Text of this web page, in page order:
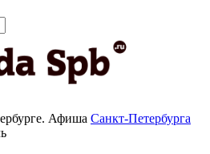
Афиша Санкт-Петербурга